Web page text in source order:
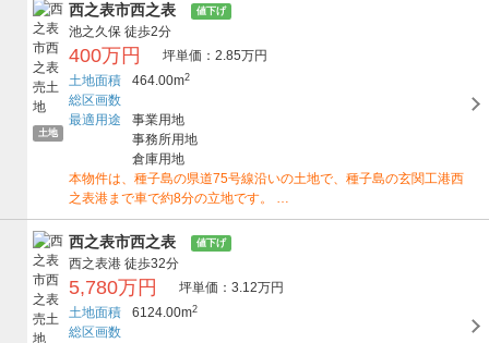
土地
西之表市西之表 値下げ
池之久保 徒歩2分
400万円
坪単価：2.85万円
土地面積
464.00m2
総区画数
最適用途
事業用地
事務所用地
倉庫用地
本物件は、種子島の県道75号線沿いの土地で、種子島の玄関工港西
之表港まで車で約8分の立地です。 …
西之表市西之表 値下げ
西之表港 徒歩32分
5,780万円
坪単価：3.12万円
土地面積
6124.00m2
総区画数